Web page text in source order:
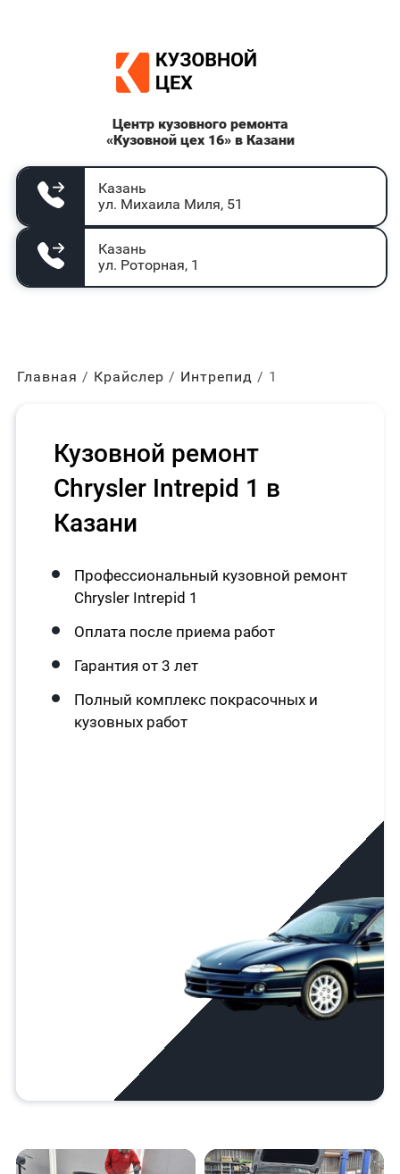
Центр кузовного ремонта
«Кузовной цех 16» в Казани
Казань
ул. Михаила Миля, 51
Казань
ул. Роторная, 1
Главная Крайслер Интрепид 1
Кузовной ремонт
Chrysler Intrepid 1 в
Казани
Профессиональный кузовной ремонт
Chrysler Intrepid 1
Оплата после приема работ
Гарантия от 3 лет
Полный комплекс покрасочных и
кузовных работ